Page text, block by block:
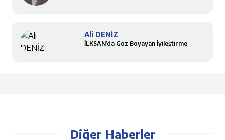
Ali DENİZ
İLKSAN’da Göz Boyayan İyileştirme
Diğer Haberler